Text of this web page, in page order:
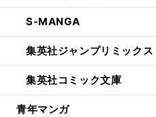
S-MANGA
集英社ジャンプリミックス
集英社コミック文庫
青年マンガ